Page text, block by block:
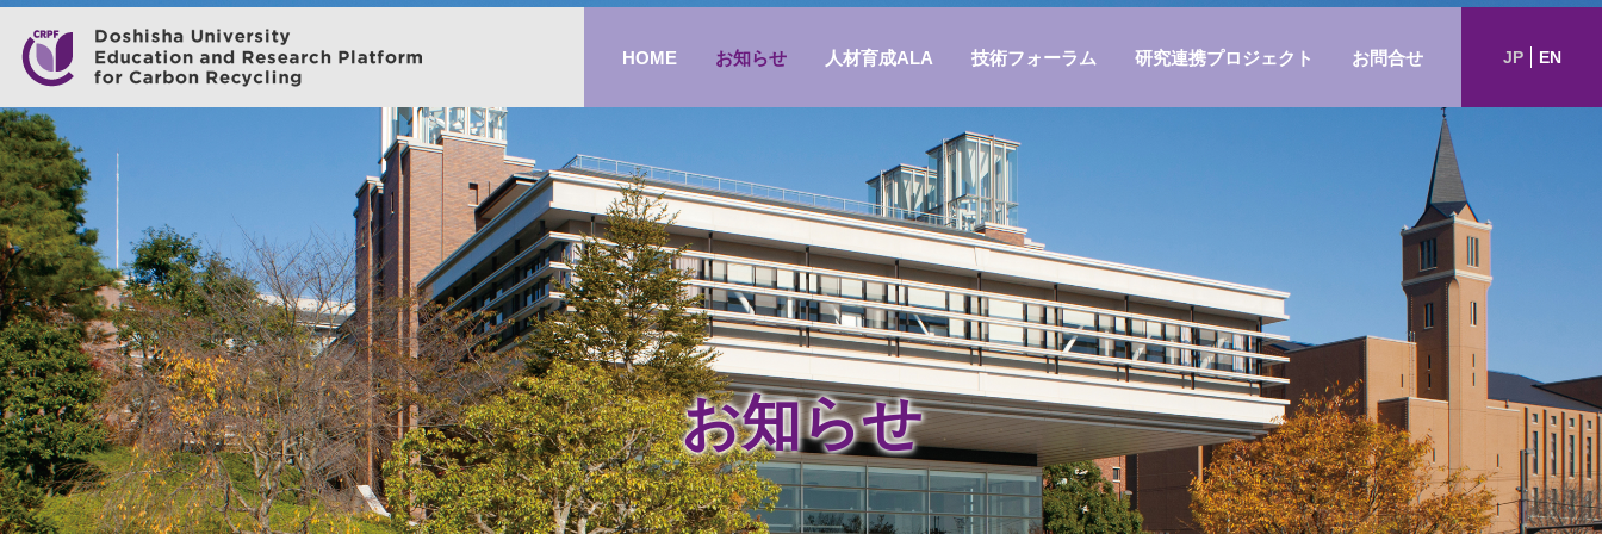
お知らせ
HOME お知らせ 人材育成ALA 技術フォーラム 研究連携プロジェクト お問合せ JP EN